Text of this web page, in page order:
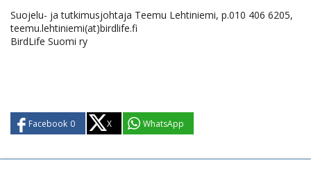
Suojelu- ja tutkimusjohtaja Teemu Lehtiniemi, p.010 406 6205,
teemu.lehtiniemi(at)birdlife.fi
BirdLife Suomi ry
Facebook 0 X WhatsApp